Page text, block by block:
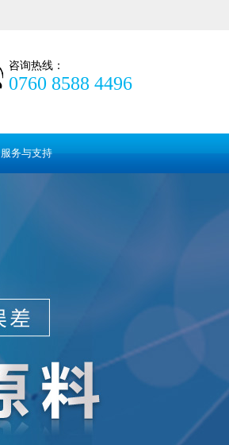
咨询热线：
0760 8588 4496
服务与支持